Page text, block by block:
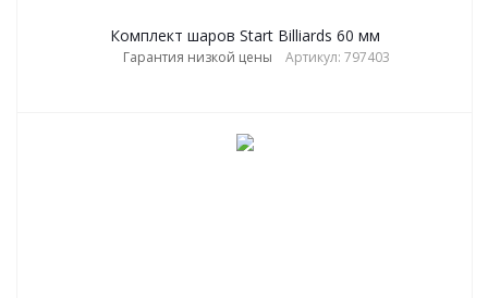
Комплект шаров Start Billiards 60 мм
Гарантия низкой цены Артикул: 797403